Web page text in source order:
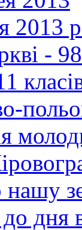
2013
-
нашу
дня